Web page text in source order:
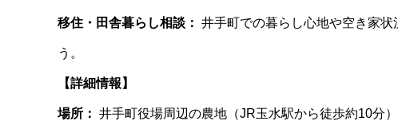
移住・田舎暮らし相談： 井手町での暮らし心地や空き家
う。
【詳細情報】
場所： 井手町役場周辺の農地（JR玉水駅から徒歩約10分）